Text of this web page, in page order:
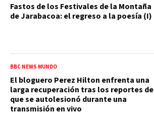
Fastos de los Festivales de la Montaña
de Jarabacoa: el regreso a la poesía (I)
BBC NEWS MUNDO
El bloguero Perez Hilton enfrenta una
larga recuperación tras los reportes de
que se autolesionó durante una
transmisión en vivo